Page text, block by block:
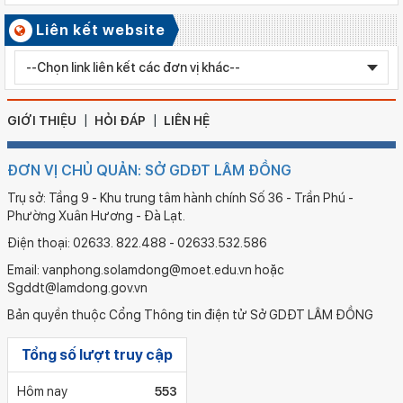
Số ký hiệu: 2577/QĐ-SGDĐT
Ngày ban hành: 05/08/2026
Chỉnh sửa bằng TN THPT LÊ HUỲNH NHƯ HẬU
Liên kết website
GIỚI THIỆU HỎI ĐÁP LIÊN HỆ
ĐƠN VỊ CHỦ QUẢN: SỞ GDĐT LÂM ĐỒNG
Trụ sở: Tầng 9 - Khu trung tâm hành chính Số 36 - Trần Phú -
Phường Xuân Hương - Đà Lạt.
Điện thoại: 02633. 822.488 - 02633.532.586
Email: vanphong.solamdong@moet.edu.vn hoặc
Sgddt@lamdong.gov.vn
Bản quyền thuộc Cổng Thông tin điện tử Sở GDĐT LÂM ĐỒNG
Tổng số lượt truy cập
Hôm nay 553